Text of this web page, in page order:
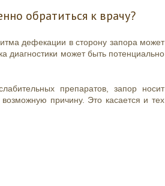
обратиться к врачу?
дефекации в сторону запора может
диагностики может быть потенциально
препаратов, запор носит
возможную причину. Это касается и тех